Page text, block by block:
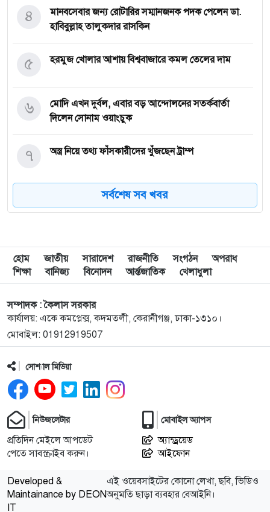
মানবসেবার জন্য রোটারির সম্মানজনক পদক পেলেন ডা.
হাবিবুল্লাহ তালুকদার রাসকিন
৪
হরমুজ খোলার আশায় বিশ্ববাজারে কমল তেলের দাম
৫
মোদি এখন দুর্বল, এবার বড় আন্দোলনের সতর্কবার্তা
দিলেন সোনাম ওয়াংচুক
৬
অস্ত্র নিয়ে তথ্য ফাঁসকারীদের খুঁজছেন ট্রাম্প
৭
দেশে স্বর্ণের দামে বড় লাফ
নিহত ৮
৯
রাষ্ট্রপতি নির্বাচন ইসির সাংবিধানিক এখতিয়ার: সালাহউদ্দিন
আহমদ
‘জুলাইয়ের লেন্স’ প্রদর্শনীতে ফুটে উঠেছে গণঅভ্যুত্থানের
ভয়াবহতা
১১
জনগণ আপনাকে স্বাগত জানাতে প্রস্তুত, কীভাবে আসবেন
আসেন: শেখ হাসিনাকে পরওয়ার
১২
দুপুরের মধ্যে যেসব জেলায় ৬০ কিমি বেগে ঝড়ের শঙ্কা
১৩
ইরানে হামলার পরিকল্পনা বাতিল করলেন ট্রাম্প
১৪
সর্বশেষ সব খবর
হোম জাতীয় সারাদেশ রাজনীতি সংগঠন
অপরাধ
শিক্ষা
বানিজ্য বিনোদন আর্ন্তজাতিক খেলাধুলা
সম্পাদক : কৈলাস সরকার
কার্যালয়: একে কমপ্লেক্স, কদমতলী, কেরানীগঞ্জ, ঢাকা-১৩১০।
মোবাইল: 01912919507
সোশ্যাল মিডিয়া
নিউজলেটার
প্রতিদিন মেইলে আপডেট
পেতে সাবস্ক্রাইব করুন।
মোবাইল অ্যাপস
অ্যান্ড্রয়েড
আইফোন
Developed &
Maintainance by DEON
IT
এই ওয়েবসাইটের কোনো লেখা, ছবি, ভিডিও
অনুমতি ছাড়া ব্যবহার বেআইনি।